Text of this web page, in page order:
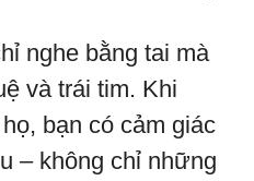
nghe bằng tai mà
và trái tim. Khi
bạn có cảm giác
– không chỉ những